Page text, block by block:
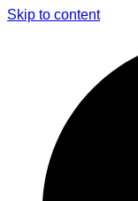
Skip to content